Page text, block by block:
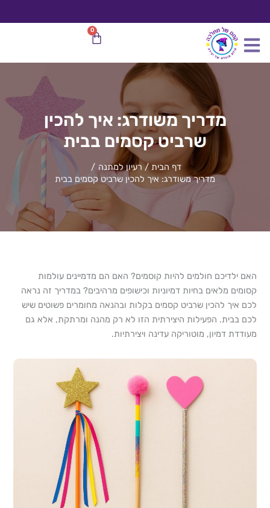
לתוכן
בהזמנות מעל 599 ₪ 0
עגלת
מדריך משודרג: איך להכין
שרביט קסמים בבית
דף הבית
רעיון למתנה
מדריך משודרג: איך להכין שרביט קסמים בבית
האם ילדיכם חולמים להיות קוסמים? האם הם מדמיינים עולמות
קסומים מלאים בחיות דמיוניות וכישופים מרהיבים? במדריך זה נראה
לכם איך להכין שרביט קסמים בקלות ובהנאה מחומרים פשוטים שיש
לכם בבית. הפעילות היצירתית הזו לא רק מהנה ומרתקת, אלא גם
מעודדת דמיון, מוטוריקה עדינה ויצירתיות.